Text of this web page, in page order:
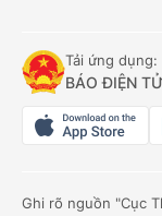
Tải ứng dụng:
BÁO ĐIỆN
Ghi rõ nguồn "Cục